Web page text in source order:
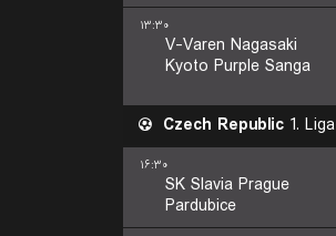
۱۳:۳۰
V-Varen Nagasaki
Kyoto Purple Sanga
Czech Republic 1. Liga
۱۶:۳۰
SK Slavia Prague
Pardubice